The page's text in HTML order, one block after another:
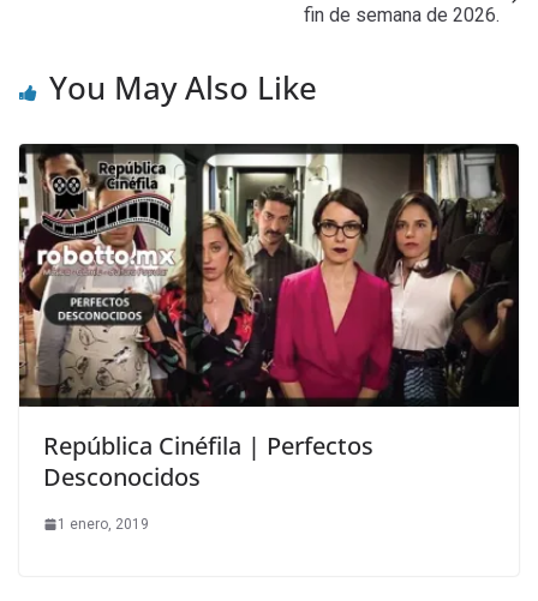
fin de semana de 2026.
You May Also Like
República Cinéfila | Perfectos
Desconocidos
1 enero, 2019